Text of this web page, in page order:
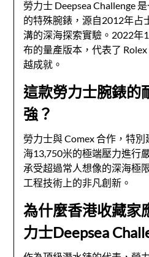
勞力士 Deepsea Challenge
的特殊腕錶，源自2012年占
溝的深海探索實驗。2022年
布的量產版本，代表了
越成就。
這款勞力士腕錶的
強？
勞力士與 Comex 合作，特
海13,750米的極端壓力進行
承受超過常人想像的深海極
工程技術上的非凡創新。
為什麼香港收藏家
力士Deepsea